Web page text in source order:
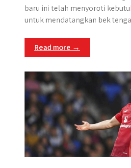
baru ini telah menyoroti
untuk mendatangkan bek
Read more →